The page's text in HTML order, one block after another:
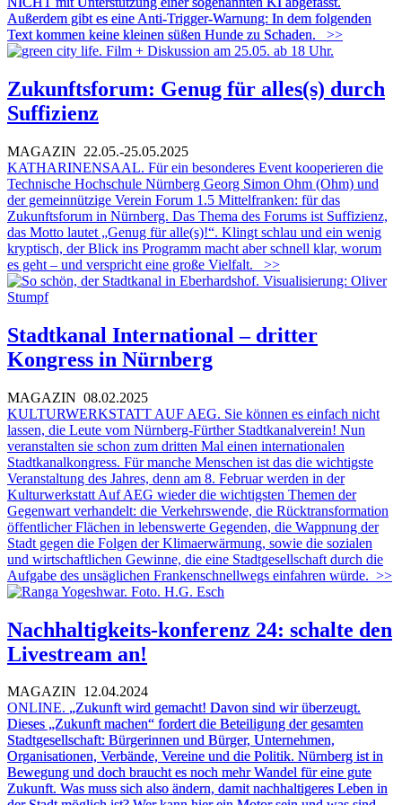
Außerdem gibt es eine Anti-Trigger-Warnung: In dem folgenden
Text kommen keine kleinen süßen Hunde zu Schaden.
>>
Zukunftsforum: Genug für alles(s) durch
Suffizienz
MAGAZIN 22.05.-25.05.2025
KATHARINENSAAL. Für ein besonderes Event kooperieren die
Technische Hochschule Nürnberg Georg Simon Ohm (Ohm) und
der gemeinnützige Verein Forum 1.5 Mittelfranken: für das
Zukunftsforum in Nürnberg. Das Thema des Forums ist Suffizienz,
das Motto lautet „Genug für alle(s)!“. Klingt schlau und ein wenig
kryptisch, der Blick ins Programm macht aber schnell klar, worum
es geht – und verspricht eine große Vielfalt.
>>
Stadtkanal International – dritter
Kongress in Nürnberg
MAGAZIN 08.02.2025
KULTURWERKSTATT AUF AEG. Sie können es einfach nicht
lassen, die Leute vom Nürnberg-Fürther Stadtkanalverein! Nun
veranstalten sie schon zum dritten Mal einen internationalen
Stadtkanalkongress. Für manche Menschen ist das die wichtigste
Veranstaltung des Jahres, denn am 8. Februar werden in der
Kulturwerkstatt Auf AEG wieder die wichtigsten Themen der
Gegenwart verhandelt: die Verkehrswende, die Rücktransformation
öffentlicher Flächen in lebenswerte Gegenden, die Wappnung der
Stadt gegen die Folgen der Klimaerwärmung, sowie die sozialen
und wirtschaftlichen Gewinne, die eine Stadtgesellschaft durch die
Aufgabe des unsäglichen Frankenschnellwegs einfahren würde. >>
Nachhaltigkeits-konferenz 24: schalte den
Livestream an!
MAGAZIN 12.04.2024
ONLINE. „Zukunft wird gemacht! Davon sind wir überzeugt.
Dieses „Zukunft machen“ fordert die Beteiligung der gesamten
Stadtgesellschaft: Bürgerinnen und Bürger, Unternehmen,
Organisationen, Verbände, Vereine und die Politik. Nürnberg ist in
Bewegung und doch braucht es noch mehr Wandel für eine gute
Zukunft. Was muss sich also ändern, damit nachhaltigeres Leben in